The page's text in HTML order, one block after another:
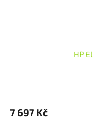
HP
7 697 Kč